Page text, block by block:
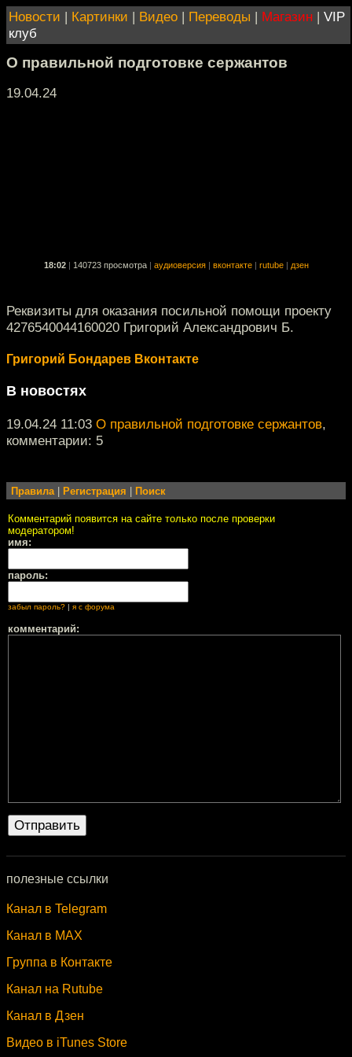
Новости | Картинки | Видео | Переводы | Магазин | VIP
клуб
О правильной подготовке сержантов
19.04.24
18:02 140723 просмотра аудиоверсия вконтакте rutube дзен
Реквизиты для оказания посильной помощи проекту
4276540044160020 Григорий Александрович Б.
Григорий Бондарев Вконтакте
В новостях
19.04.24 11:03 О правильной подготовке сержантов,
комментарии: 5
Правила| Регистрация Поиск
Комментарий появится на сайте только после проверки
модератором!
имя:
пароль:
забыл пароль? я с форума
комментарий:
полезные ссылки
Канал в Telegram
Канал в MAX
Группа в Контакте
Канал на Rutube
Канал в Дзен
Видео в iTunes Store